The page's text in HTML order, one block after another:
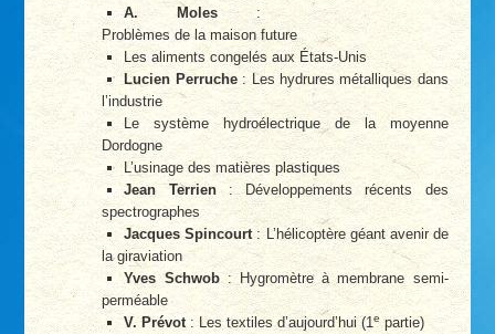
A. Moles :
Problèmes de la maison future
Les aliments congelés aux États-Unis
Lucien Perruche: Les hydrures métalliques dans
l’industrie
Le système hydroélectrique de la moyenne
Dordogne
L’usinage des matières plastiques
Jean Terrien: Développements récents des
spectrographes
Jacques Spincourt: L’hélicoptère géant avenir de
la giraviation
Yves Schwob: Hygromètre à membrane semi-
perméable
V. Prévot : Les textiles d’aujourd’hui (1e partie)